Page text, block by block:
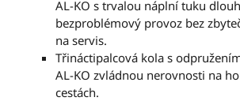
AL-KO s trvalou náplní tuku
bezproblémový provoz bez
na servis.
Třináctipalcová kola s
AL-KO zvládnou nerovnosti na
cestách.